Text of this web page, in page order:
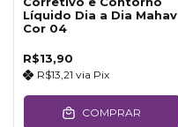
Líquido Dia a Dia Mahav
Cor 04
R$13,90
R$13,21 via Pix
COMPRAR